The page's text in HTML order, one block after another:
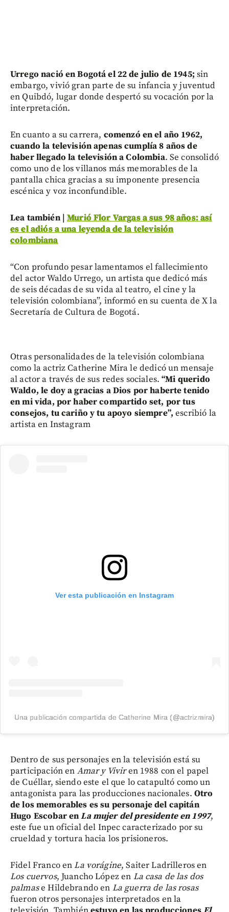
Urrego nació en Bogotá el 22 de julio de 1945;sin
embargo, vivió gran parte de su infancia y juventud
en Quibdó, lugar donde despertó su vocación por la
interpretación.
En cuanto a su carrera, comenzó en el año 1962,
cuando la televisión apenas cumplía 8 años de
haber llegado la televisión a Colombia. Se consolidó
como uno de los villanos más memorables de la
pantalla chica gracias a su imponente presencia
escénica y voz inconfundible.
Lea también |Murió Flor Vargas a sus 98 años: así
es el adiós a una leyenda de la televisión
colombiana
“Con profundo pesar lamentamos el fallecimiento
del actor Waldo Urrego, un artista que dedicó más
de seis décadas de su vida al teatro, el cine y la
televisión colombiana”, informó en su cuenta de X la
Secretaría de Cultura de Bogotá.
Otras personalidades de la televisión colombiana
como la actriz Catherine Mira le dedicó un mensaje
al actor a través de sus redes sociales.“Mi querido
Waldo, le doy a gracias a Dios por haberte tenido
en mi vida, por haber compartido set, por tus
consejos, tu cariño y tu apoyo siempre”, escribió la
artista en Instagram
Ver esta publicación en Instagram
Una publicación compartida de Catherine Mira (@actrizmira)
Dentro de sus personajes en la televisión está su
participación en Amar y Viviren 1988 con el papel
de Cuéllar, siendo este el que lo catapultó como un
antagonista para las producciones nacionales. Otro
de los memorables es su personaje del capitán
Hugo Escobar enLa mujer del presidente en 1997,
este fue un oficial del Inpec caracterizado por su
crueldad y tortura hacia los prisioneros.
Fidel Franco enLa vorágine, Saiter Ladrilleros en
Los cuervos, Juancho López en La casa de las dos
palmase Hildebrando en La guerra de las rosas
fueron otros personajes interpretados en la